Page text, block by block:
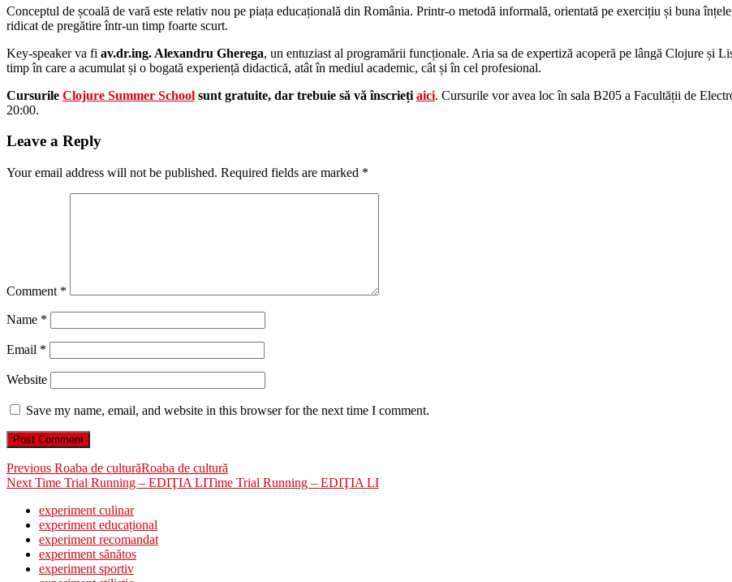
Conceptul de școală de vară este relativ nou pe piața educațională din România. Printr-o metodă informală, orientată pe exercițiu și buna
ridicat de pregătire într-un timp foarte scurt.
Key-speaker va fi av.dr.ing. Alexandru Gherega, un entuziast al programării funcționale. Aria sa de expertiză acoperă pe lângă Clojure și
timp în care a acumulat și o bogată experiență didactică, atât în mediul academic, cât și în cel profesional.
Cursurile Clojure Summer School sunt gratuite, dar trebuie să vă înscrieți aici. Cursurile vor avea loc în sala B205 a Facultății de
20:00.
Leave a Reply
Your email address will not be published. Required fields are marked *
Comment *
Name *
Email *
Website
Save my name, email, and website in this browser for the next time I comment.
Post
navigation
Previous Previous
post:
Roaba de culturăRoaba de cultură
Next Next
Time Trial Running – EDIŢIA LITime Trial Running – EDIŢIA LI
experiment culinar
experiment educațional
experiment recomandat
experiment sănătos
experiment sportiv